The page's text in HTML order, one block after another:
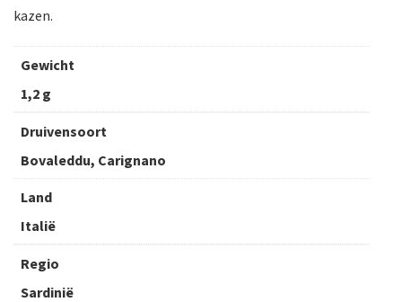
kazen.
Gewicht
1,2 g
Druivensoort
Bovaleddu, Carignano
Land
Italië
Regio
Sardinië